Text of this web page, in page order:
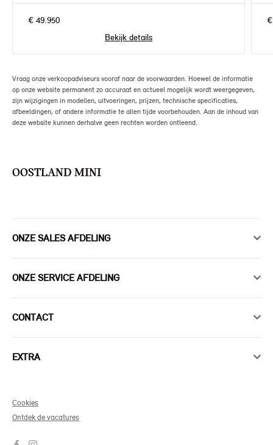
€ 49.950
Bekijk details
Vraag onze verkoopadviseurs vooraf naar de voorwaarden. Hoewel de informatie
op onze website permanent zo accuraat en actueel mogelijk wordt weergegeven,
zijn wijzigingen in modellen, uitvoeringen, prijzen, technische specificaties,
afbeeldingen, of andere informatie te allen tijde voorbehouden. Aan de inhoud van
deze website kunnen derhalve geen rechten worden ontleend.
OOSTLAND MINI
ONZE SALES AFDELING
ONZE SERVICE AFDELING
CONTACT
EXTRA
Cookies
Ontdek de vacatures